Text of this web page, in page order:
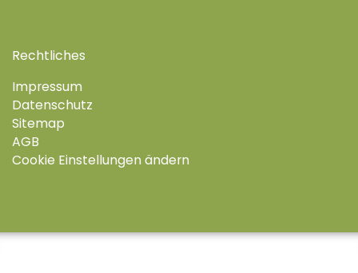
Rechtliches
Impressum
Datenschutz
Sitemap
AGB
Cookie Einstellungen ändern